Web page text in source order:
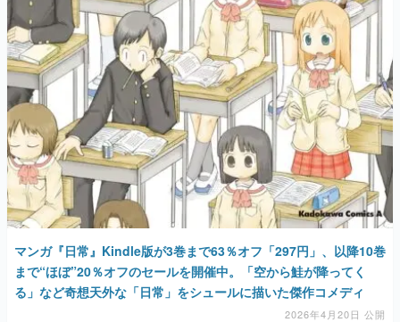
マンガ『日常』Kindle版が3巻まで63％オフ「297円」、以降10巻
まで“ほぼ”20％オフのセールを開催中。「空から鮭が降ってく
る」など奇想天外な「日常」をシュールに描いた傑作コメディ
2026年4月20日 公開